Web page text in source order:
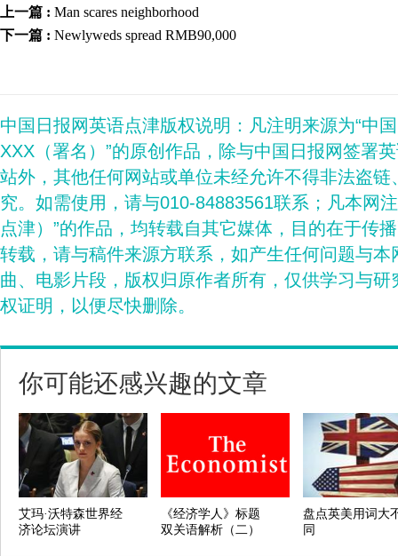
上一篇 : Man scares neighborhood
下一篇 : Newlyweds spread RMB90,000
中国日报网英语点津版权说明：凡注明来源为“中
XXX（署名）”的原创作品，除与中国日报网签署
站外，其他任何网站或单位未经允许不得非法盗
究。如需使用，请与010-84883561联系；凡本网
点津）”的作品，均转载自其它媒体，目的在于传
转载，请与稿件来源方联系，如产生任何问题与
曲、电影片段，版权归原作者所有，仅供学习与
权证明，以便尽快删除。
你可能还感兴趣的文章
艾玛·沃特森世界经
济论坛演讲
《经济学人》标题
双关语解析（二）
盘点英美用词大
同